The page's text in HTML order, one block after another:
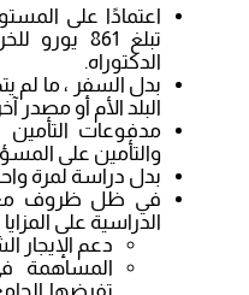
اعتمادًا على
الدكتوراه.
بدل السفر ، ما لم
البلد الأم أو مصدر
مدفوعات
والتأمين على
بدل دراسة لمرة
في ظل ظروف
الدراسية على المزايا
دعم الإيجار
المساهمة